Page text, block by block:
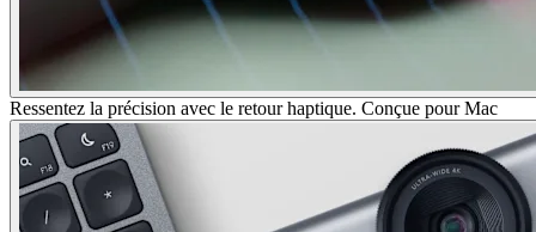
Ressentez la précision avec le retour haptique. Conçue pour Mac